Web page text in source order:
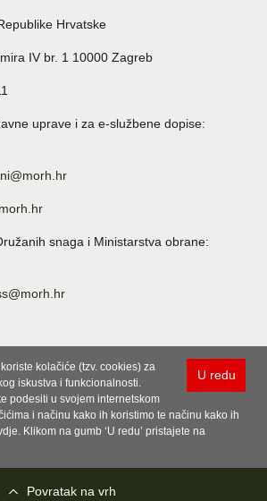
Hrvatske
IV br. 1 10000 Zagreb
uprave i za e-službene dopise:
snaga i Ministarstva obrane:
U redu
kolačiće (tzv. cookies) za
iskustva i funkcionalnosti.
podesiti u svojem internetskom
i načinu kako ih koristimo te načinu kako ih
Klikom na gumb ‘U redu’ pristajete na
Povratak na vrh